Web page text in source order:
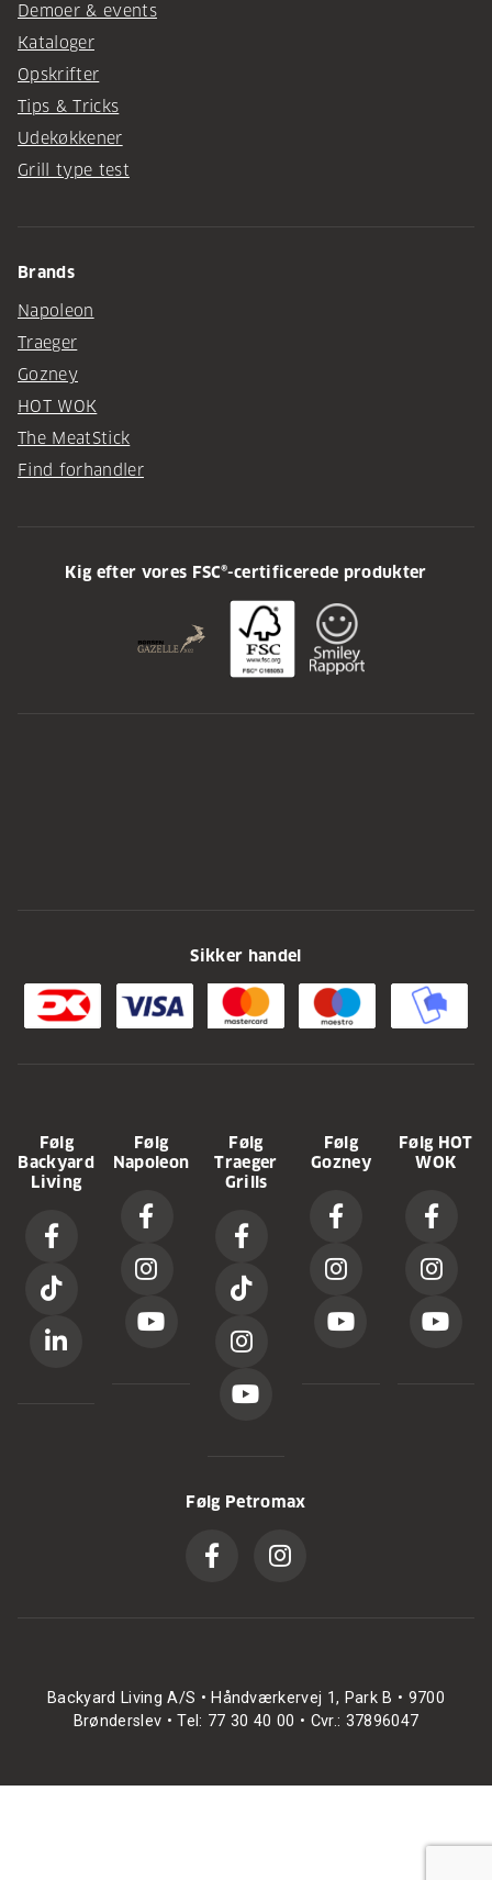
Demoer & events
Kataloger
Opskrifter
Tips & Tricks
Udekøkkener
Grill type test
Brands
Napoleon
Traeger
Gozney
HOT WOK
The MeatStick
Find forhandler
Kig efter vores FSC®-certificerede produkter
Sikker handel
Følg
Backyard
Living
Følg
Napoleon
Følg
Traeger
Grills
Følg
Gozney
Følg HOT
WOK
Følg Petromax
Backyard Living A/S • Håndværkervej 1, Park B • 9700
Brønderslev • Tel: 77 30 40 00 • Cvr.: 37896047